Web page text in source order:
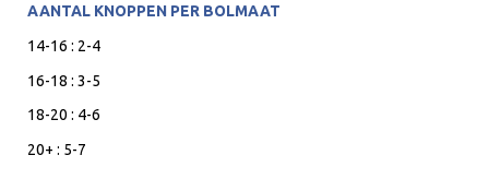
AANTAL KNOPPEN PER BOLMAAT
14-16 : 2-4
16-18 : 3-5
18-20 : 4-6
20+ : 5-7